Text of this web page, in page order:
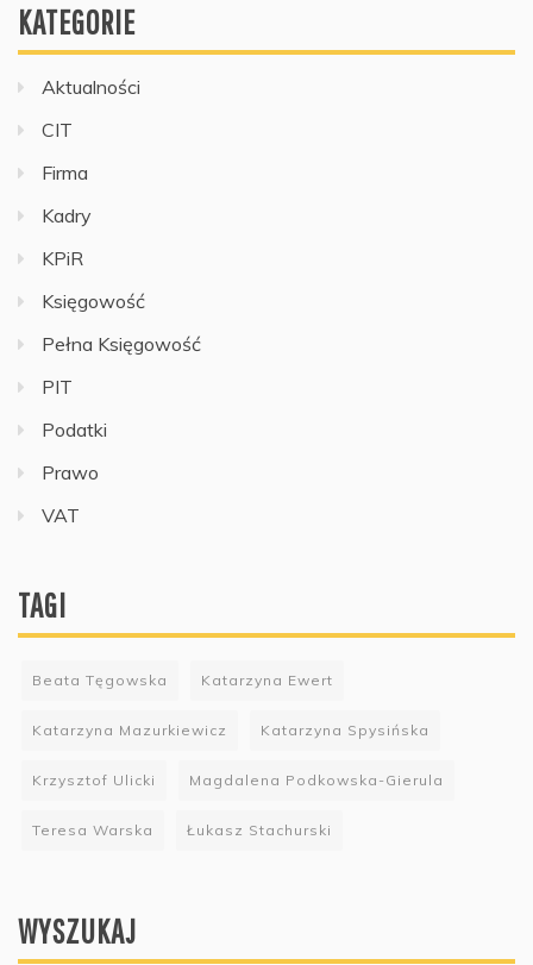
KATEGORIE
Aktualności
CIT
Firma
Kadry
KPiR
Księgowość
Pełna Księgowość
PIT
Podatki
Prawo
VAT
TAGI
Beata Tęgowska Katarzyna Ewert
Katarzyna Mazurkiewicz Katarzyna Spysińska
Krzysztof Ulicki Magdalena Podkowska-Gierula
Teresa Warska Łukasz Stachurski
WYSZUKAJ